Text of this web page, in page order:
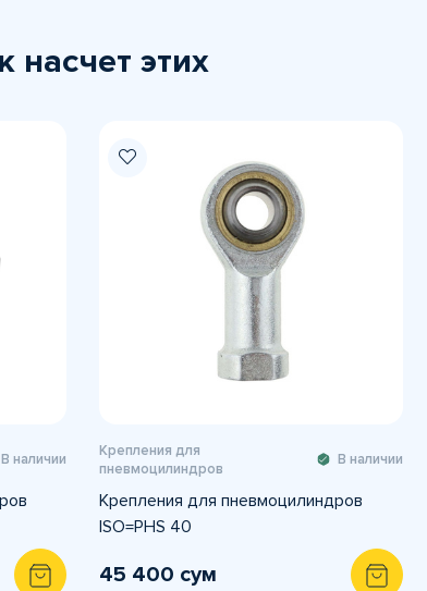
насчет этих
В наличии
Крепления для
пневмоцилиндров
В наличии
Крепления для пневмоцилиндров
ISO=PHS 40
45 400 сум